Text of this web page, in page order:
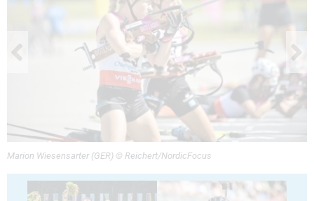
Marion Wiesensarter (GER) © Reichert/NordicFocus